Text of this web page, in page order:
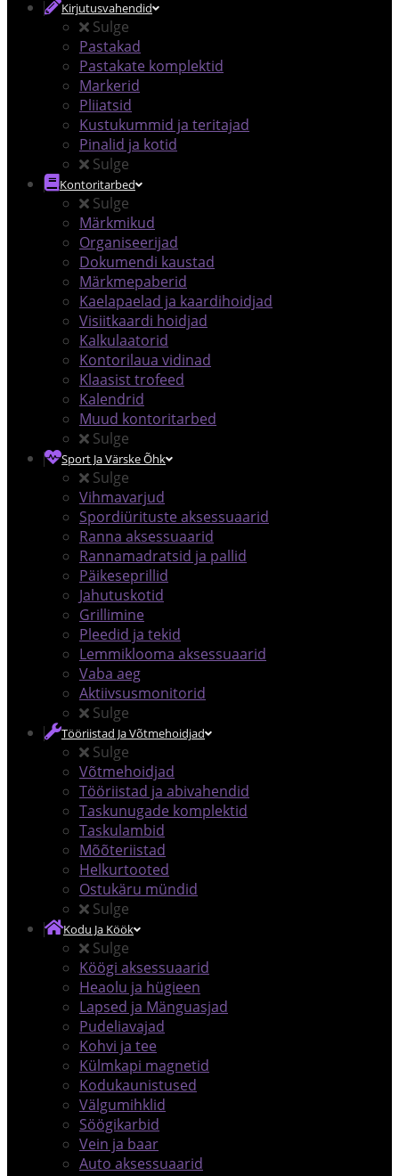
Kirjutusvahendid
Sulge
Pastakad
Pastakate komplektid
Markerid
Pliiatsid
Kustukummid ja teritajad
Pinalid ja kotid
Sulge
Kontoritarbed
Sulge
Märkmikud
Organiseerijad
Dokumendi kaustad
Märkmepaberid
Kaelapaelad ja kaardihoidjad
Visiitkaardi hoidjad
Kalkulaatorid
Kontorilaua vidinad
Klaasist trofeed
Kalendrid
Muud kontoritarbed
Sulge
Sport Ja Värske Õhk
Sulge
Vihmavarjud
Spordiürituste aksessuaarid
Ranna aksessuaarid
Rannamadratsid ja pallid
Päikeseprillid
Jahutuskotid
Grillimine
Pleedid ja tekid
Lemmiklooma aksessuaarid
Vaba aeg
Aktiivsusmonitorid
Sulge
Tööriistad Ja Võtmehoidjad
Sulge
Võtmehoidjad
Tööriistad ja abivahendid
Taskunugade komplektid
Taskulambid
Mõõteriistad
Helkurtooted
Ostukäru mündid
Sulge
Kodu Ja Köök
Sulge
Köögi aksessuaarid
Heaolu ja hügieen
Lapsed ja Mänguasjad
Pudeliavajad
Kohvi ja tee
Külmkapi magnetid
Kodukaunistused
Välgumihklid
Söögikarbid
Vein ja baar
Auto aksessuaarid